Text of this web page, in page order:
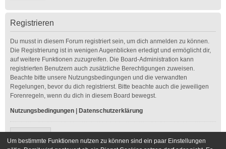
Registrieren
Du musst in diesem Forum registriert sein, um dich anmelden zu können.
Die Registrierung ist in wenigen Augenblicken erledigt und ermöglicht dir,
auf weitere Funktionen zuzugreifen. Die Board-Administration kann
registrierten Benutzern auch zusätzliche Berechtigungen zuweisen.
Beachte bitte unsere Nutzungsbedingungen und die verwandten
Regelungen, bevor du dich registrierst. Bitte beachte auch die jeweiligen
Forenregeln, wenn du dich in diesem Board bewegst.
Nutzungsbedingungen Datenschutzerklärung
Um bestimmte Funktionen nutzen zu können sind ein paar Einstellungen